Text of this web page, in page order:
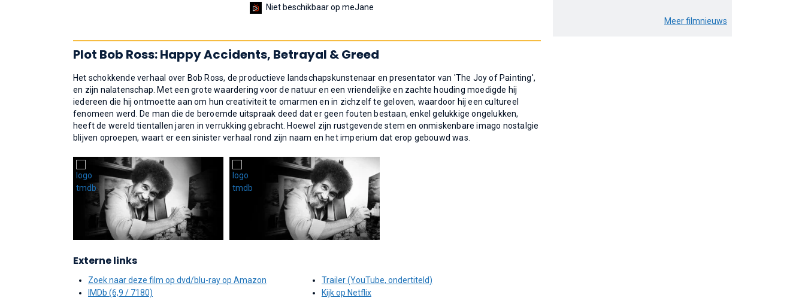
Niet beschikbaar op meJane
Plot Bob Ross: Happy Accidents, Betrayal & Greed
Het schokkende verhaal over Bob Ross, de productieve landschapskunstenaar en presentator van 'The Joy of Painting',
en zijn nalatenschap. Met een grote waardering voor de natuur en een vriendelijke en zachte houding moedigde hij
iedereen die hij ontmoette aan om hun creativiteit te omarmen en in zichzelf te geloven, waardoor hij een cultureel
fenomeen werd. De man die de beroemde uitspraak deed dat er geen fouten bestaan, enkel gelukkige ongelukken,
heeft de wereld tientallen jaren in verrukking gebracht. Hoewel zijn rustgevende stem en onmiskenbare imago nostalgie
blijven oproepen, waart er een sinister verhaal rond zijn naam en het imperium dat erop gebouwd was.
Externe links
Zoek naar deze film op dvd/blu-ray op Amazon
IMDb (6,9 / 7180)
Trailer (YouTube, ondertiteld)
Kijk op Netflix
Meer filmnieuws